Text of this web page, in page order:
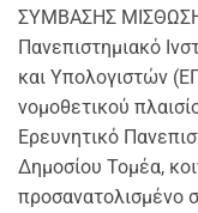
ΣΥΜΒΑΣΗΣ
Πανεπιστημιακό
και Υπολογιστών
νομοθετικού
Ερευνητικό
Δημοσίου Τομέα,
προσανατολισμένο